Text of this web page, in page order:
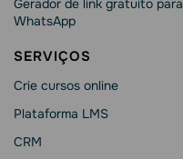
WhatsApp
SERVIÇOS
Crie cursos online
Plataforma LMS
CRM